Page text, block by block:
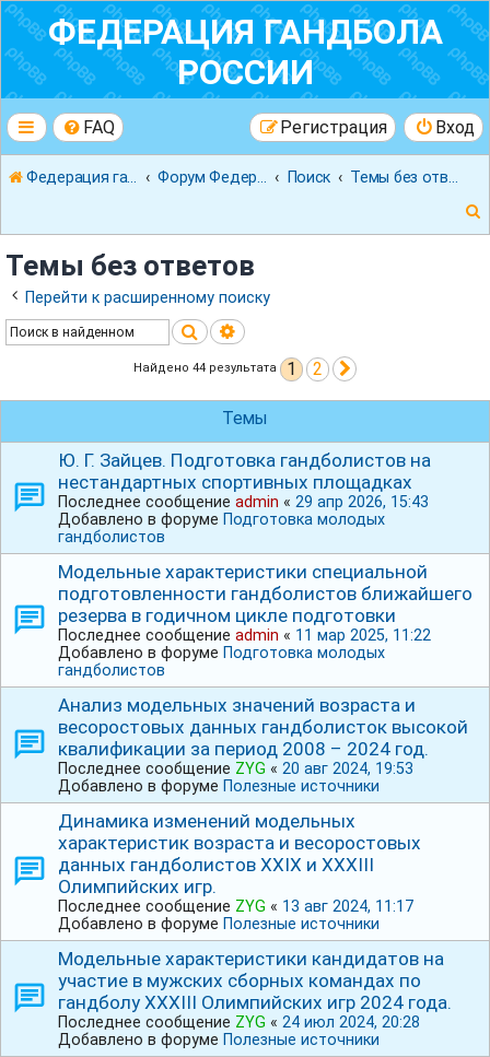
ФЕДЕРАЦИЯ ГАНДБОЛА
РОССИИ
FAQ Вход
Регистрация
Федерация гандбола России Поиск
Темы без ответов
Перейти к расширенному поиску
ПоискРасширенный поиск
Найдено 44 результата 1 2
Темы
Ю. Г. Зайцев. Подготовка гандболистов на
нестандартных спортивных площадках
Последнее сообщение admin « 29 апр 2026, 15:43
Добавлено в форуме Подготовка молодых
гандболистов
Модельные характеристики специальной
подготовленности гандболистов ближайшего
резерва в годичном цикле подготовки
Последнее сообщение admin « 11 мар 2025, 11:22
Добавлено в форуме Подготовка молодых
гандболистов
Анализ модельных значений возраста и
весоростовых данных гандболисток высокой
квалификации за период 2008 – 2024 год.
Последнее сообщение ZYG « 20 авг 2024, 19:53
Добавлено в форуме Полезные источники
Динамика изменений модельных
характеристик возраста и весоростовых
данных гандболистов ХХⅠХ и ⅩⅩⅩⅠⅠⅠ
Олимпийских игр.
Последнее сообщение ZYG « 13 авг 2024, 11:17
Добавлено в форуме Полезные источники
Модельные характеристики кандидатов на
участие в мужских сборных командах по
гандболу ⅩⅩⅩⅠIⅠ Олимпийских игр 2024 года.
Последнее сообщение ZYG « 24 июл 2024, 20:28
Добавлено в форуме Полезные источники